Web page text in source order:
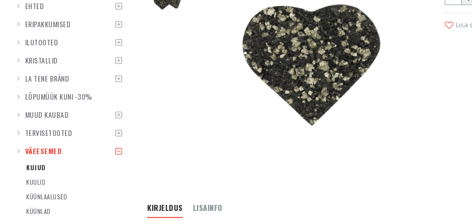
EHTED
ERIPAKKUMISED
ILUTOOTED
KRISTALLID
LA TENE BRÄND
LÕPUMÜÜK KUNI -30%
MUUD KAUBAD
TERVISETOOTED
VÄEESEMED
KUJUD
KUULID
KÜÜNLAALUSED
KÜÜNLAD
Lisa
KIRJELDUS LISAINFO